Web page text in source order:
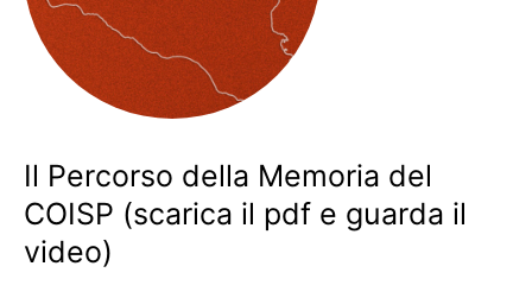
Il Percorso della Memoria del
COISP (scarica il pdf e guarda il
video)